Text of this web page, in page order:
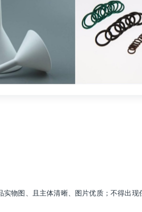
实物图、且主体清晰、图片优质；不得出现